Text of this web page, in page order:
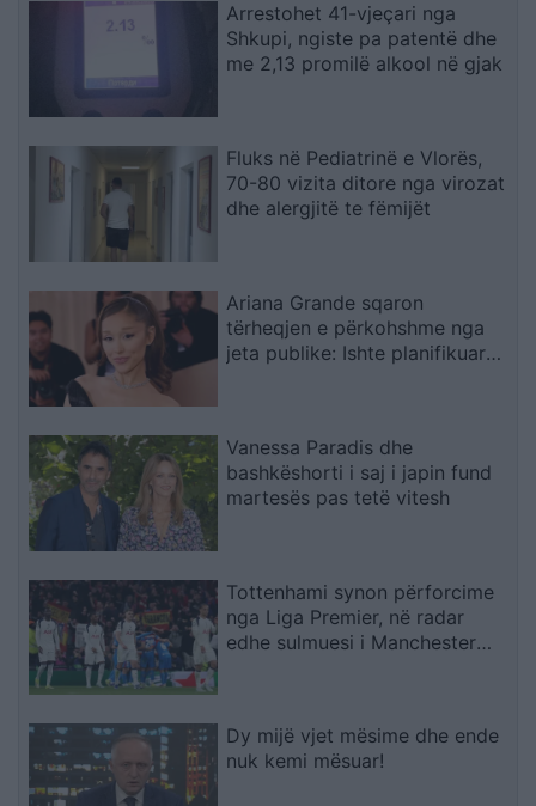
Arrestohet 41-vjeçari nga
Shkupi, ngiste pa patentë dhe
me 2,13 promilë alkool në gjak
Fluks në Pediatrinë e Vlorës,
70-80 vizita ditore nga virozat
dhe alergjitë te fëmijët
Ariana Grande sqaron
tërheqjen e përkohshme nga
jeta publike: Ishte planifikuar
Vanessa Paradis dhe
bashkëshorti i saj i japin fund
martesës pas tetë vitesh
Tottenhami synon përforcime
nga Liga Premier, në radar
edhe sulmuesi i Manchester
Dy mijë vjet mësime dhe ende
nuk kemi mësuar!